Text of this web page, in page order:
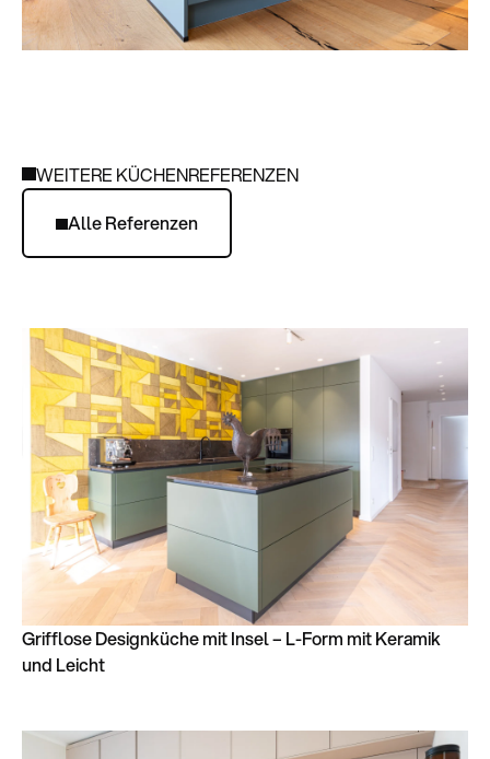
WEITERE KÜCHENREFERENZEN
Alle Referenzen
Grifflose Designküche mit Insel – L-Form mit Keramik
und Leicht